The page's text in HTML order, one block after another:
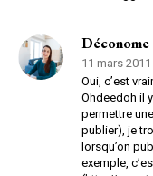
Déconome
11 mars
Oui, c’est
Ohdeedoh il
permettre
publier), je
lorsqu’on
exemple,